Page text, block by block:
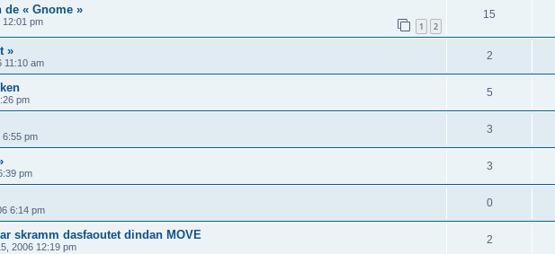
« Gnome »
12:01 pm 1 2
15
»
11:10 am
2
pm
5
6:55 pm
3
pm
3
6:14 pm
0
skramm dasfaoutet dindan MOVE
2006 12:19 pm
2